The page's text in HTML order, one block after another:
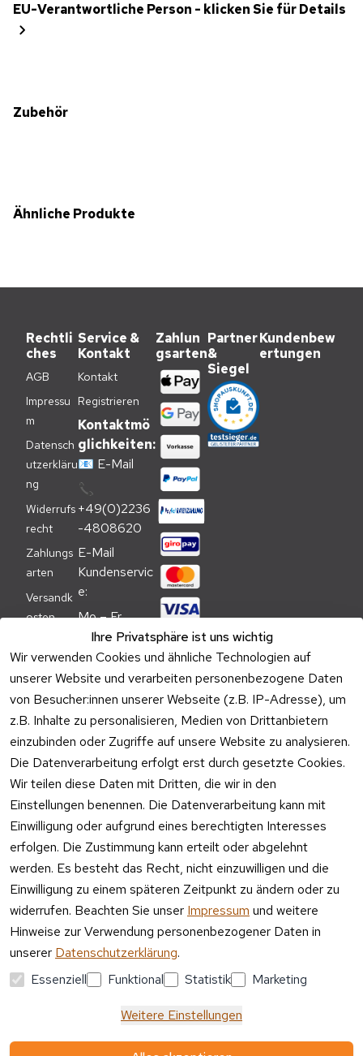
EU-Verantwortliche Person - klicken Sie für Details
Zubehör
Ähnliche Produkte
Ihre Privatsphäre ist uns wichtig
Wir verwenden Cookies und ähnliche Technologien auf
unserer Website und verarbeiten personenbezogene Daten
von Besucher:innen unserer Webseite (z.B. IP-Adresse), um
z.B. Inhalte zu personalisieren, Medien von Drittanbietern
einzubinden oder Zugriffe auf unsere Website zu analysieren.
Die Datenverarbeitung erfolgt erst durch gesetzte Cookies.
Wir teilen diese Daten mit Dritten, die wir in den
Einstellungen benennen. Die Datenverarbeitung kann mit
Einwilligung oder aufgrund eines berechtigten Interesses
erfolgen. Die Zustimmung kann erteilt oder abgelehnt
werden. Es besteht das Recht, nicht einzuwilligen und die
Einwilligung zu einem späteren Zeitpunkt zu ändern oder zu
widerrufen. Beachten Sie unser Impressum und weitere
Hinweise zur Verwendung personenbezogener Daten in
unserer Datenschutzerklärung.
Essenziell
Funktional Statistik Marketing
Weitere Einstellungen
Rechtli
ches
AGB
Impressu
m
Datensch
utzerkläru
ng
Widerrufs
recht
Zahlungs
arten
Versandk
osten
nweis
Verpacku
ngshinwei
se
Altgeräte
-
Entsorgu
ng
Vertrag
widerrufen
Service &
Kontakt
Kontakt
Registrieren
Kontaktmö
glichkeiten:
📧 E-Mail
📞
+49(0)2236
-4808620
E-Mail
Kundenservic
e:
Mo – Fr
09:00 –
17:00 Uhr
Telefon
Kundenservic
e:
Mo – Fr 11:00
– 15:00 Uhr
Zahlun
gsarten
Versa
ndpa
rtner
Partner
&
Siegel
Kundenbew
ertungen